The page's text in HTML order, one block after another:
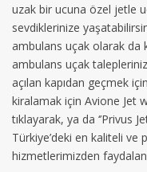
uzak bir ucuna özel jetle
sevdiklerinize
ambulans uçak olarak da
ambulans uçak
açılan kapıdan geçmek
kiralamak için Avione Jet
tıklayarak, ya da ‘’Privus
Türkiye’deki en kaliteli
hizmetlerimizden